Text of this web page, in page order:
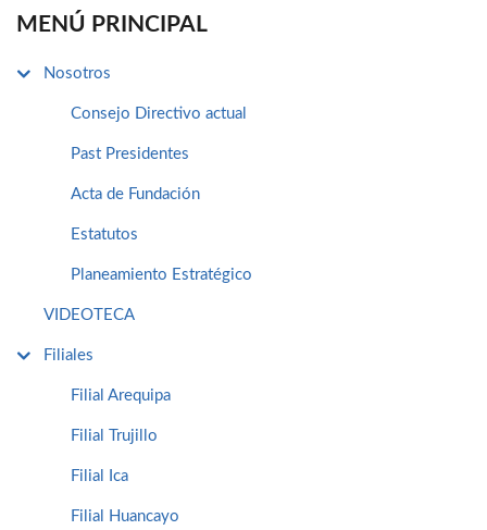
MENÚ PRINCIPAL
Nosotros
Consejo Directivo actual
Past Presidentes
Acta de Fundación
Estatutos
Planeamiento Estratégico
VIDEOTECA
Filiales
Filial Arequipa
Filial Trujillo
Filial Ica
Filial Huancayo